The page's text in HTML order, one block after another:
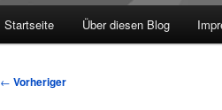
Startseite Über diesen Blog
Beitragsnavigation
← Vorheriger